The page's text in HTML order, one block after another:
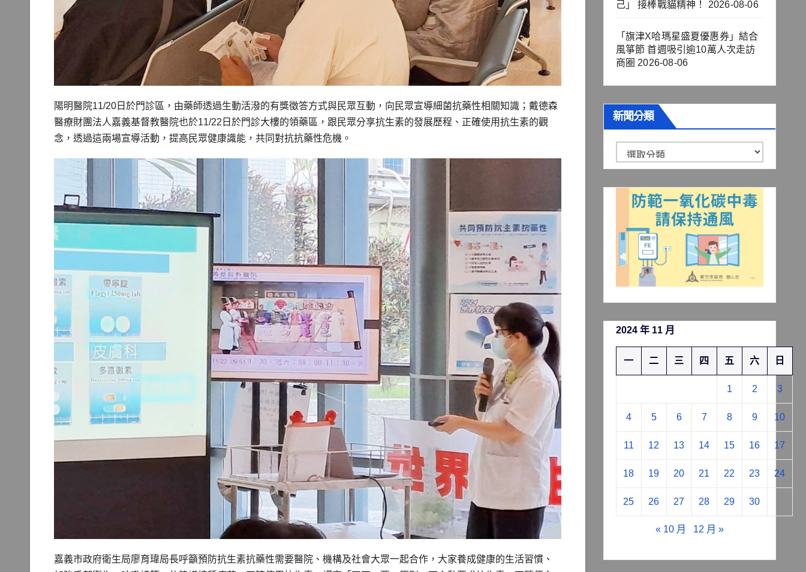
陽明醫院11/20日於門診區，由藥師透過生動活潑的有獎徵答方式與民眾互動，向民眾宣導細菌抗藥性相關知識；戴德森
醫療財團法人嘉義基督教醫院也於11/22日於門診大樓的領藥區，跟民眾分享抗生素的發展歷程、正確使用抗生素的觀
念，透過這兩場宣導活動，提高民眾健康識能，共同對抗抗藥性危機。
嘉義市政府衛生局廖育瑋局長呼籲預防抗生素抗藥性需要醫院、機構及社會大眾一起合作，大家養成健康的生活習慣、
己」 接棒戰貓精神！
2026-08-06
「旗津X哈瑪星盛夏優惠券」結合
風箏節 首週吸引逾10萬人次走訪
商圈 2026-08-06
新聞分類
聞
分
2024 年 11 月
一 二 三 四 五 六 日
1 2 3
4 5 6 7 8 9 10
11 12 13 14 15 16 17
18 19 20 21 22 23 24
25 26 27 28 29 30
« 10 月 12 月 »